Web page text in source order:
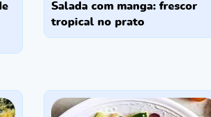
salada com manga: frescor
tropical no prato